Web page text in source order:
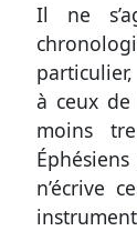
Il ne
à ceux de
moins
n’écrive